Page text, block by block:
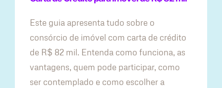
Este guia apresenta tudo sobre o
consórcio de imóvel com carta de crédito
de R$ 82 mil. Entenda como funciona, as
vantagens, quem pode participar, como
ser contemplado e como escolher a